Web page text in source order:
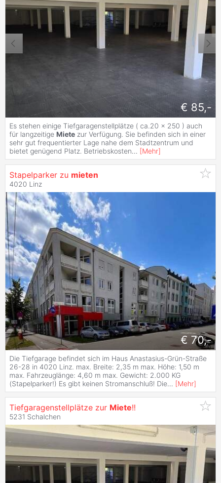
€ 85,-
Es stehen einige Tiefgaragenstellplätze ( ca.20 x 250 ) auch
für langzeitige Miete zur Verfügung. Sie befinden sich in einer
sehr gut frequentierter Lage nahe dem Stadtzentrum und
bietet genügend Platz. Betriebskosten... [Mehr]
Stapelparker zu mieten
4020 Linz
€ 70,-
Die Tiefgarage befindet sich im Haus Anastasius-Grün-Straße
26-28 in 4020 Linz. max. Breite: 2,35 m max. Höhe: 1,50 m
max. Fahrzeuglänge: 4,60 m max. Gewicht: 2.000 KG
(Stapelparker!) Es gibt keinen Stromanschluß! Die... [Mehr]
Tiefgaragenstellplätze zur Miete!!
5231 Schalchen